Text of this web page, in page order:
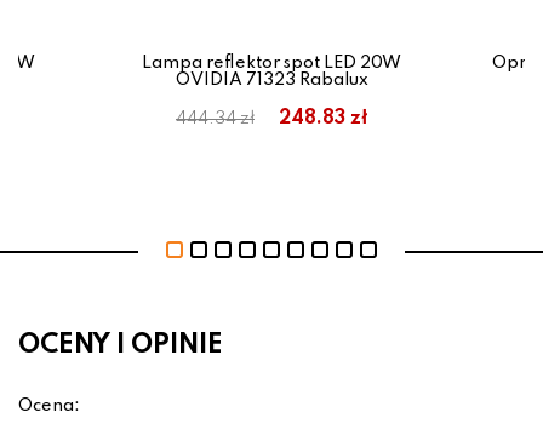
Lampa reflektor spot LED 20W
OVIDIA 71323 Rabalux
444.34 zł 248.83 zł
OCENY I OPINIE
Ocena: